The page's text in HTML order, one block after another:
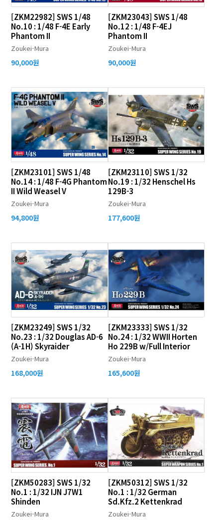
[ZKM22982] SWS 1/48
No.10 : 1/48 F-4E Early
Phantom II
Zoukei-Mura
90,000원
[ZKM23043] SWS 1/48
No.12 : 1/48 F-4EJ
Phantom II
Zoukei-Mura
90,000원
[ZKM23101] SWS 1/48
No.14 : 1/48 F-4G Phantom
II Wild Weasel V
Zoukei-Mura
94,800원
[ZKM23110] SWS 1/32
No.19 : 1/32 Henschel Hs
129B-3
Zoukei-Mura
177,600원
[ZKM23249] SWS 1/32
No.23 : 1/32 Douglas AD-6
(A-1H) Skyraider
Zoukei-Mura
168,000원
[ZKM23333] SWS 1/32
No.24 : 1/32 WWII Horten
Ho 229B w/Full Interior
Zoukei-Mura
165,600원
[ZKM50283] SWS 1/32
No.1 : 1/32 IJN J7W1
Shinden
Zoukei-Mura
[ZKM50312] SWS 1/32
No.1 : 1/32 German
Sd.Kfz.2 Kettenkrad
Zoukei-Mura